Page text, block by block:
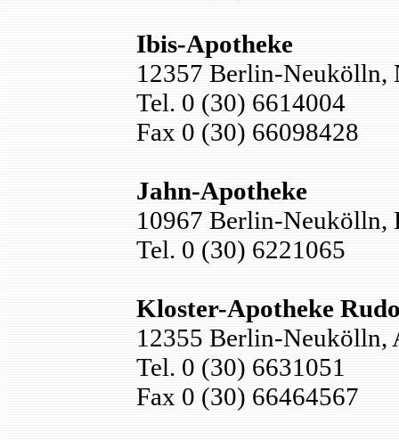
Ibis-Apotheke
12357 Berlin-Neukölln,
Tel. 0 (30) 6614004
Fax 0 (30) 66098428
Jahn-Apotheke
10967 Berlin-Neukölln,
Tel. 0 (30) 6221065
Kloster-Apotheke
12355 Berlin-Neukölln,
Tel. 0 (30) 6631051
Fax 0 (30) 66464567